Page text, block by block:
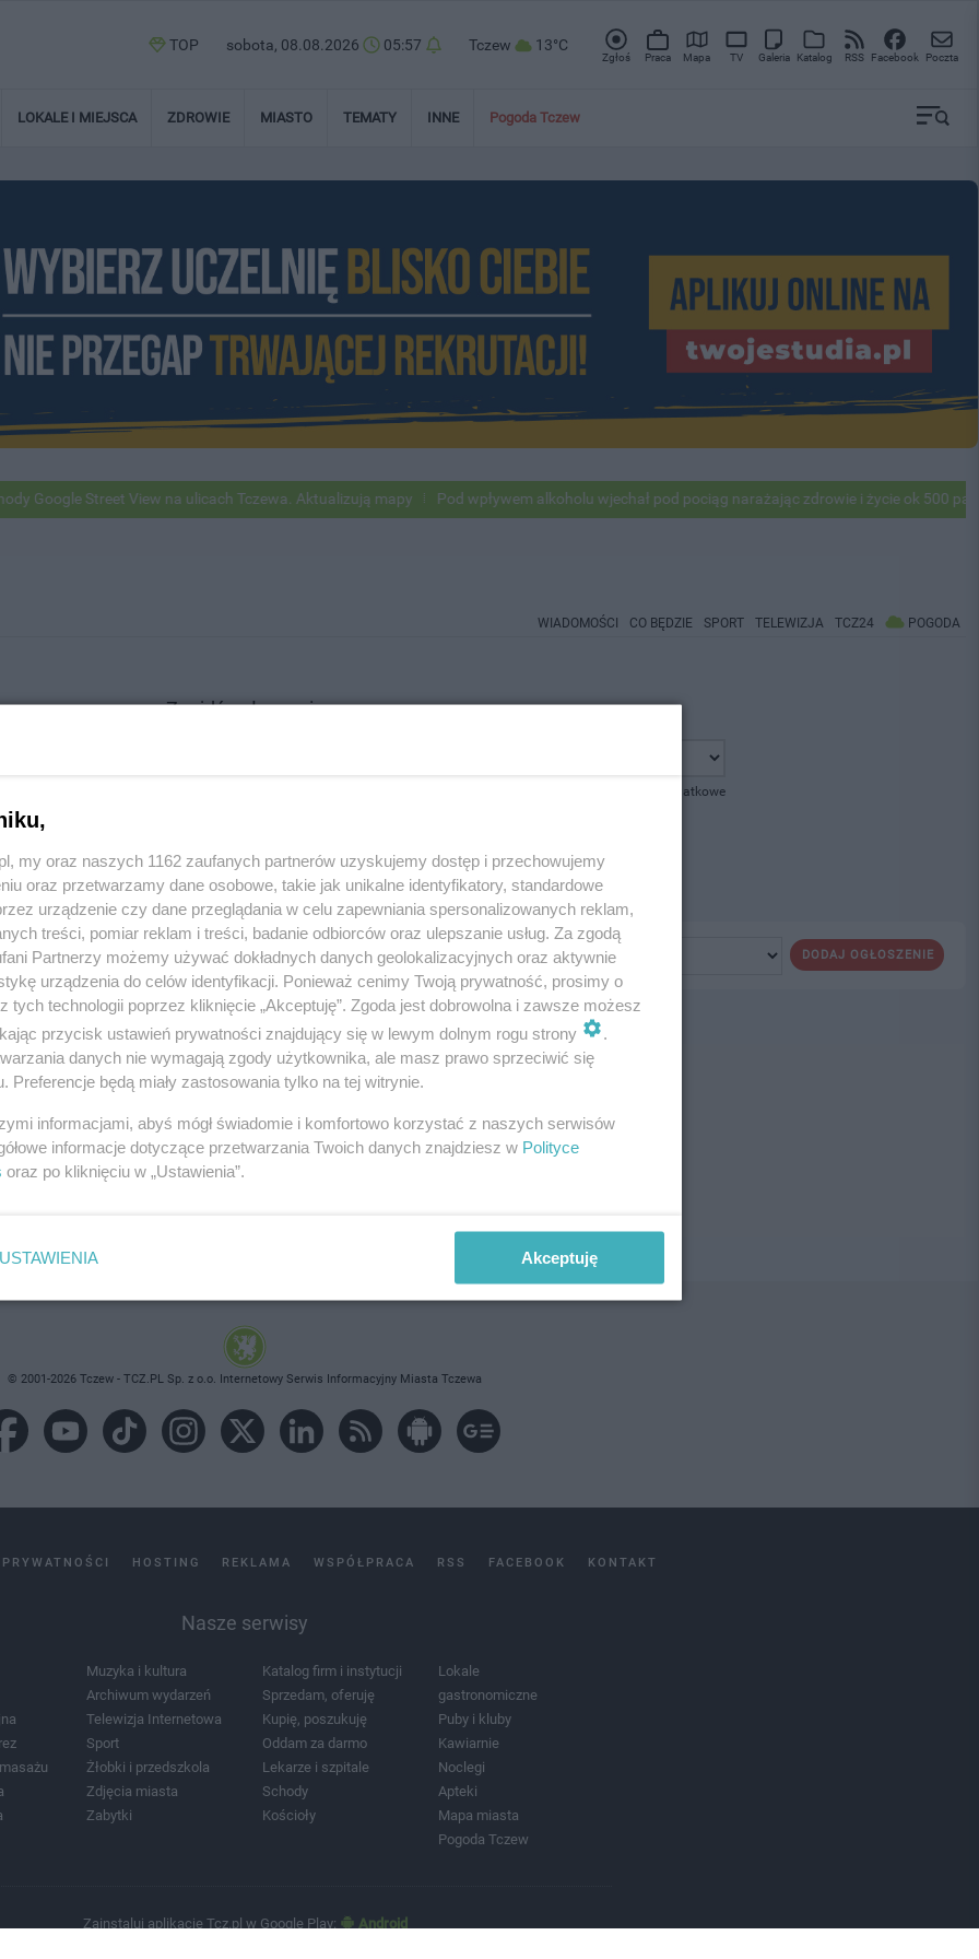
TOP sobota, 08.08.2026 05:57 Tczew 13°C
Zgłoś Praca Mapa TV Galeria Katalog RSS Facebook Poczta
LOKALE I MIEJSCA ZDROWIE MIASTO TEMATY INNE Pogoda Tczew
Google Street View na ulicach Tczewa. Aktualizują mapy Pod wpływem alkoholu wjechał pod pociąg narażając zdrowie i życie ok 500
WIADOMOŚCI CO BĘDZIE SPORT TELEWIZJA TCZ24 POGODA
Znajdź ogłoszenie
pokaż opcje dodatkowe
DODAJ OGŁOSZENIE
ogłoszenie nie istnieje lub nie jest jeszcze aktywne!
© 2001-2026 Tczew - TCZ.PL Sp. z o.o. Internetowy Serwis Informacyjny Miasta Tczewa
HOSTING REKLAMA WSPÓŁPRACA RSS FACEBOOK KONTAKT
Nasze serwisy
Muzyka i kultura
Archiwum wydarzeń
Telewizja Internetowa
Sport
Żłobki i przedszkola
Zdjęcia miasta
Zabytki
Katalog firm i instytucji
Sprzedam, oferuję
Kupię, poszukuję
Oddam za darmo
Lekarze i szpitale
Schody
Kościoły
Lokale
gastronomiczne
Puby i kluby
Kawiarnie
Noclegi
Apteki
Mapa miasta
Pogoda Tczew
Zainstaluj aplikację Tcz.pl w Google Play: Android
my oraz naszych 1162 zaufanych partnerów uzyskujemy dostęp i przechowujemy
oraz przetwarzamy dane osobowe, takie jak unikalne identyfikatory, standardowe
urządzenie czy dane przeglądania w celu zapewniania spersonalizowanych reklam,
treści, pomiar reklam i treści, badanie odbiorców oraz ulepszanie usług. Za zgodą
Partnerzy możemy używać dokładnych danych geolokalizacyjnych oraz aktywnie
urządzenia do celów identyfikacji. Ponieważ cenimy Twoją prywatność, prosimy o
tych technologii poprzez kliknięcie „Akceptuję”. Zgoda jest dobrowolna i zawsze możesz
przycisk ustawień prywatności znajdujący się w lewym dolnym rogu strony
danych nie wymagają zgody użytkownika, ale masz prawo sprzeciwić się
Preferencje będą miały zastosowania tylko na tej witrynie.
informacjami, abyś mógł świadomie i komfortowo korzystać z naszych serwisów
informacje dotyczące przetwarzania Twoich danych znajdziesz w Polityce
oraz po kliknięciu w „Ustawienia”.
USTAWIENIA Akceptuję